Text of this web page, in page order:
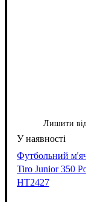
Лишити
Футбольний
Tiro Junior 350
HT2427